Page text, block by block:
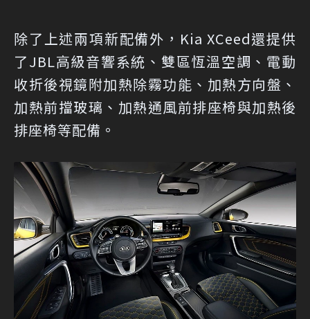
除了上述兩項新配備外，Kia XCeed還提供
了JBL高級音響系統、雙區恆溫空調、電動
收折後視鏡附加熱除霧功能、加熱方向盤、
加熱前擋玻璃、加熱通風前排座椅與加熱後
排座椅等配備。